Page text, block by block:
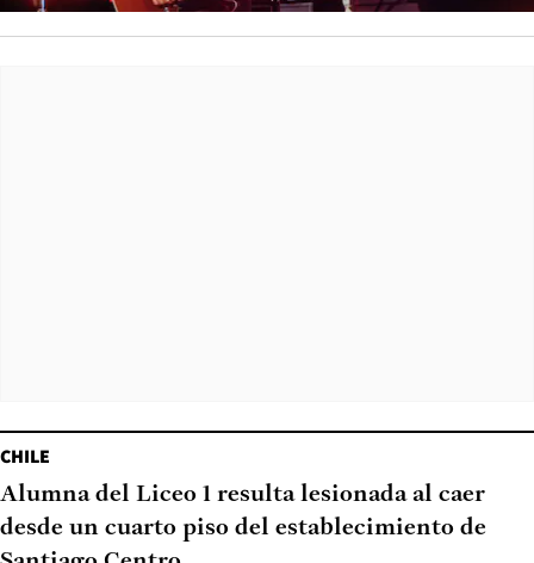
CHILE
Alumna del Liceo 1 resulta lesionada al caer
desde un cuarto piso del establecimiento de